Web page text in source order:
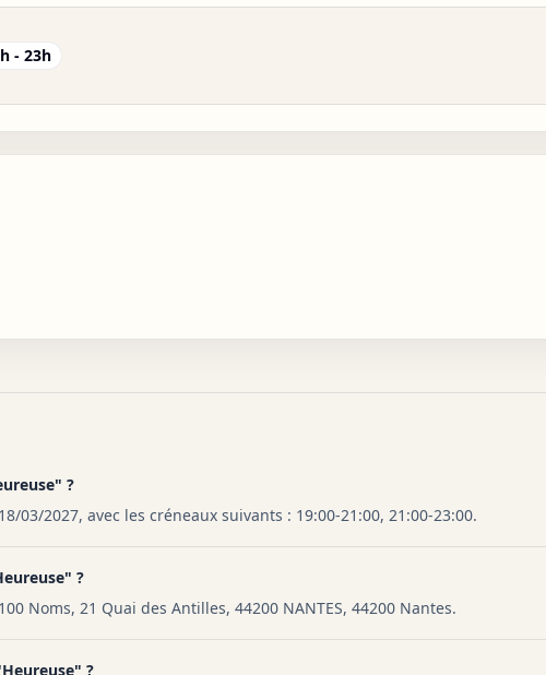
- 23h
?
03/2027, avec les créneaux suivants : 19:00-21:00, 21:00-23:00.
?
Noms, 21 Quai des Antilles, 44200 NANTES, 44200 Nantes.
?